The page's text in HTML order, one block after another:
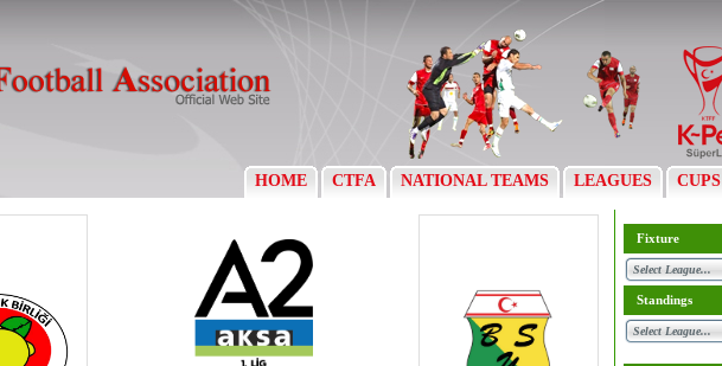
HOME CTFA NATIONAL TEAMS LEAGUES CUPS
Fixture
Standings